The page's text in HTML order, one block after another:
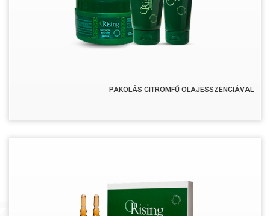
PAKOLÁS CITROMFŰ OLAJESSZENCIÁVAL